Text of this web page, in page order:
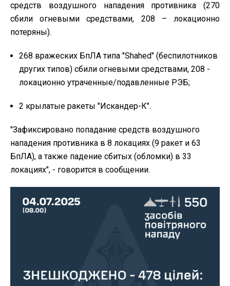
средств воздушного нападения противника (270
сбили огневыми средствами, 208 – локационно
потеряны).
268 вражеских БпЛА типа "Shahed" (беспилотников
других типов) сбили огневыми средствами, 208 -
локационно утраченные/подавленные РЭБ;
2 крылатые ракеты "Искандер-К".
"Зафиксировано попадание средств воздушного
нападения противника в 8 локациях (9 ракет и 63
БпЛА), а также падение сбитых (обломки) в 33
локациях", - говорится в сообщении.